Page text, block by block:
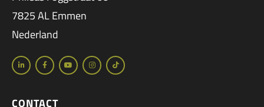
7825 AL Emmen
Nederland
CONTACT